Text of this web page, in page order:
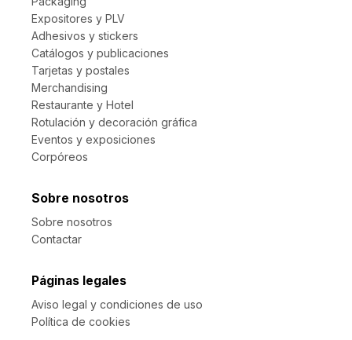
Expositores y PLV
Adhesivos y stickers
Catálogos y publicaciones
Tarjetas y postales
Merchandising
Restaurante y Hotel
Rotulación y decoración gráfica
Eventos y exposiciones
Corpóreos
Sobre nosotros
Sobre nosotros
Contactar
Páginas legales
Aviso legal y condiciones de uso
Política de cookies